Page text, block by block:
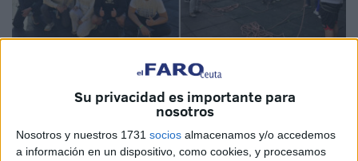
Su privacidad es importante para
nosotros
Nosotros y nuestros 1731 socios almacenamos y/o accedemos
a información en un dispositivo, como cookies, y procesamos
Imagen cedida